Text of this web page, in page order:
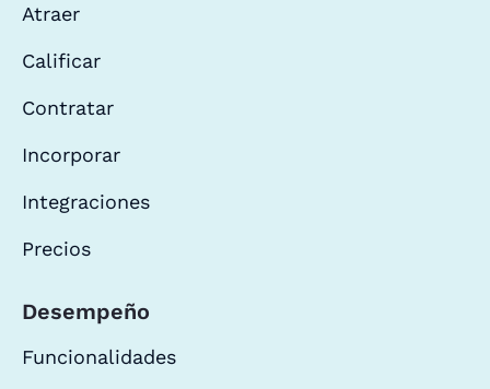
Atraer
Calificar
Contratar
Incorporar
Integraciones
Precios
Desempeño
Funcionalidades